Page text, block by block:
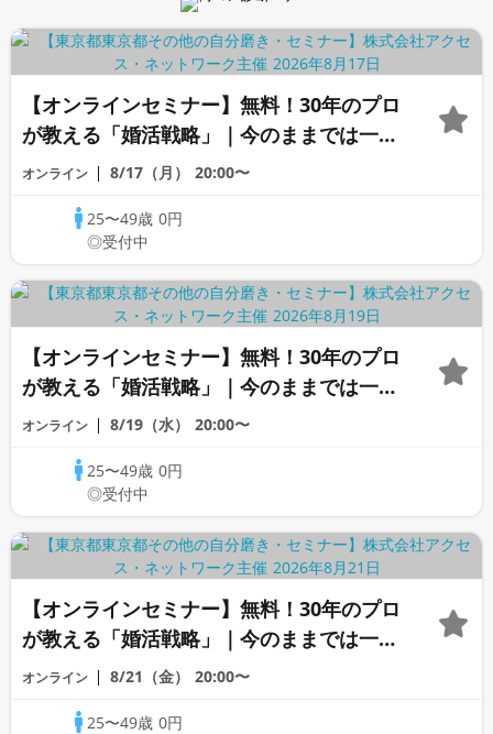
【オンラインセミナー】無料！30年のプロ
が教える「婚活戦略」｜今のままでは一生
変わらないと感じる男性へ
オンライン 8/17（月） 20:00〜
25〜49歳0円
◎受付中
【オンラインセミナー】無料！30年のプロ
が教える「婚活戦略」｜今のままでは一生
変わらないと感じる男性へ
オンライン 8/19（水） 20:00〜
25〜49歳0円
◎受付中
【オンラインセミナー】無料！30年のプロ
が教える「婚活戦略」｜今のままでは一生
変わらないと感じる男性へ
オンライン 8/21（金） 20:00〜
25〜49歳0円